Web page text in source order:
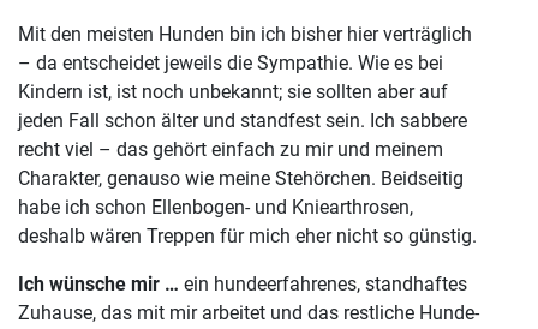
Mit den meisten Hunden bin ich bisher hier verträglich
– da entscheidet jeweils die Sympathie. Wie es bei
Kindern ist, ist noch unbekannt; sie sollten aber auf
jeden Fall schon älter und standfest sein. Ich sabbere
recht viel – das gehört einfach zu mir und meinem
Charakter, genauso wie meine Stehörchen. Beidseitig
habe ich schon Ellenbogen- und Kniearthrosen,
deshalb wären Treppen für mich eher nicht so günstig.
Ich wünsche mir … ein hundeerfahrenes, standhaftes
Zuhause, das mit mir arbeitet und das restliche Hunde-